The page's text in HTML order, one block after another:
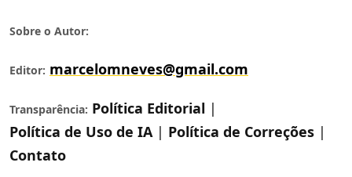
Sobre o Autor:
Editor: marcelomneves@gmail.com
Transparência: Política Editorial |
Política de Uso de IA| Política de Correções |
Contato